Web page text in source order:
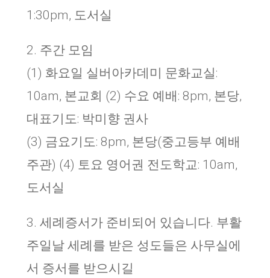
1:30pm, 도서실
2. 주간 모임
(1) 화요일 실버아카데미 문화교실:
10am, 본교회 (2) 수요 예배: 8pm, 본당,
대표기도: 박미향 권사
(3) 금요기도: 8pm, 본당(중고등부 예배
주관) (4) 토요 영어권 전도학교: 10am,
도서실
3. 세례증서가 준비되어 있습니다. 부활
주일날 세례를 받은 성도들은 사무실에
서 증서를 받으시길